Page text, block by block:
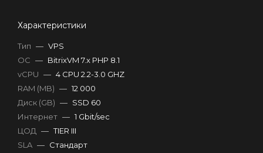
Характеристики
Тип — VPS
OC — BitrixVM 7.x PHP 8.1
vCPU — 4 CPU 2.2-3.0 GHZ
RAM (MB) — 12 000
Диск (GB) — SSD 60
Интернет — 1 Gbit/sec
ЦОД
— TIER III
SLA — Стандарт